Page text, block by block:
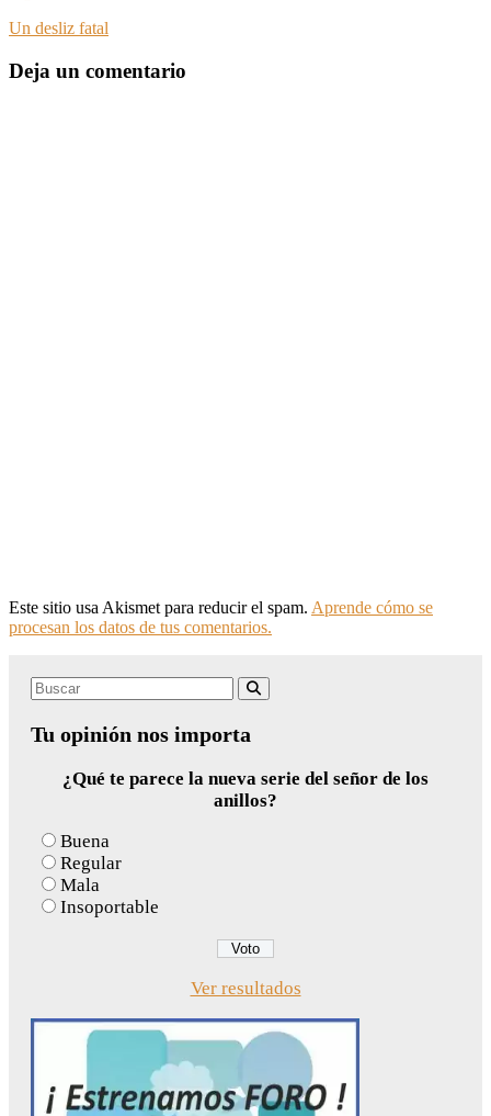
Un desliz fatal
Deja un comentario
Este sitio usa Akismet para reducir el spam. Aprende cómo se
procesan los datos de tus comentarios.
Search
Tu opinión nos importa
¿Qué te parece la nueva serie del señor de los
anillos?
Buena
Regular
Mala
Insoportable
Ver resultados